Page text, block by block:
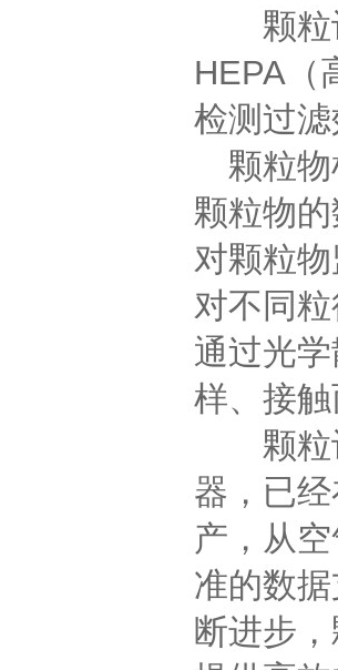
颗粒计
HEPA（
检测过
颗粒物
颗粒物
对颗粒
对不同
通过光
样、接
颗粒计
器，已
产，从
准的数
断进步